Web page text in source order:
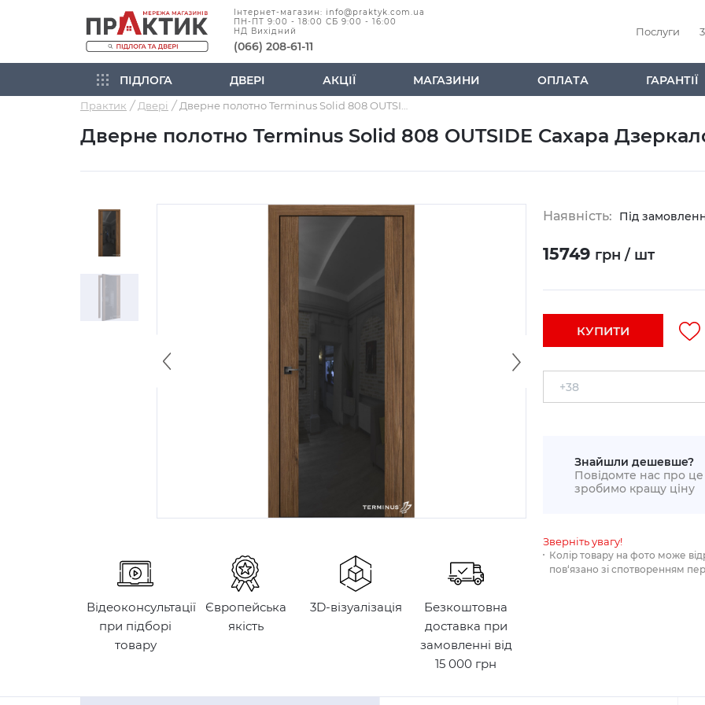
Інтернет-магазин: info@praktyk.com.ua
ПН-ПТ 9:00 - 18:00 СБ 9:00 - 16:00
НД Вихідний
(066) 208-61-11
Послуги
ПІДЛОГА ДВЕРІ АКЦІЇ МАГАЗИНИ ОПЛАТА ГАРАНТІЇ
Практик Двері
Дверне полотно Terminus Solid 808 OUTSIDE Сахара
Відеоконсультації
при підборі
товару
Європейська
якість
3D-візуалізація
Безкоштовна
доставка при
замовленні від
15 000 грн
Наявність: Під
15749 грн / шт
КУПИТИ
Знайшли дешевше?
Повідомте нас про це
зробимо кращу ціну
Зверніть увагу!
Колір товару на фото може
пов‘язано зі спотворенням